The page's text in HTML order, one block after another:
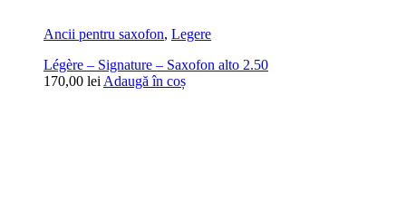
Ancii pentru saxofon, Legere
Légère – Signature – Saxofon alto 2.50
170,00 lei Adaugă în coș